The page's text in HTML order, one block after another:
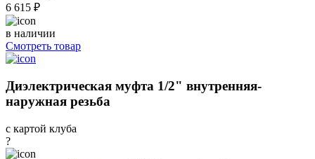
6 615 ₽
в наличии
Смотреть товар
Диэлектрическая муфта 1/2" внутренняя-
наружная резьба
с картой клуба
?